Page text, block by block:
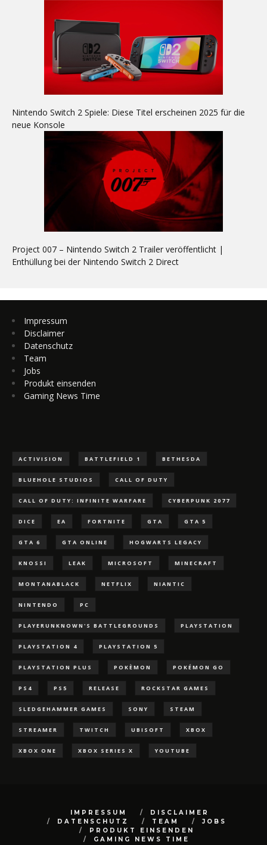
Nintendo Switch 2 Spiele: Diese Titel erscheinen 2025 für die
neue Konsole
Project 007 – Nintendo Switch 2 Trailer veröffentlicht |
Enthüllung bei der Nintendo Switch 2 Direct
Impressum
Disclaimer
Datenschutz
Team
Jobs
Produkt einsenden
Gaming News Time
ACTIVISION BATTLEFIELD 1 BETHESDA
BLUEHOLE STUDIOS CALL OF DUTY
CALL OF DUTY: INFINITE WARFARE CYBERPUNK 2077
DICE EA FORTNITE GTA GTA 5
GTA 6 GTA ONLINE HOGWARTS LEGACY
KNOSSI LEAK MICROSOFT MINECRAFT
MONTANABLACK NETFLIX NIANTIC
NINTENDO PC
PLAYERUNKNOWN'S BATTLEGROUNDS PLAYSTATION
PLAYSTATION 4 PLAYSTATION 5
PLAYSTATION PLUS POKÈMON POKÉMON GO
PS4 PS5 RELEASE ROCKSTAR GAMES
SLEDGEHAMMER GAMES SONY STEAM
STREAMER TWITCH UBISOFT XBOX
XBOX ONE XBOX SERIES X YOUTUBE
IMPRESSUM
DISCLAIMER
DATENSCHUTZ
TEAM
JOBS
PRODUKT EINSENDEN
GAMING NEWS TIME